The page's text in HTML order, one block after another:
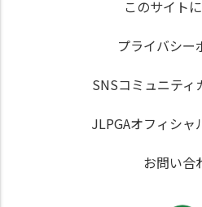
このサイト
プライバシー
SNSコミュニティ
JLPGAオフィシャ
お問い合